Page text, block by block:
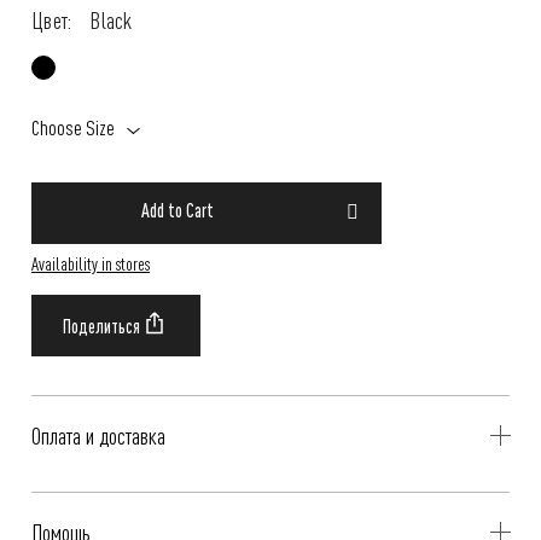
Цвет:
Black
Choose Size
Add to Cart
Availability in stores
Оплата и доставка
Помощь